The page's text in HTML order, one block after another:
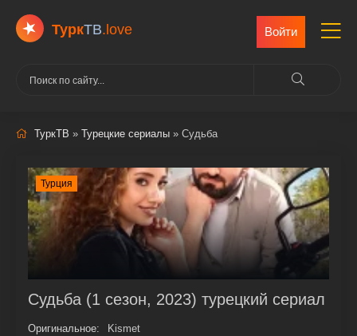
ТуркТВ.love Войти
ТуркТВ » Турецкие сериалы » Судьба
Турция
Судьба (1 сезон, 2023) турецкий сериал
Оригинальное:
Kismet